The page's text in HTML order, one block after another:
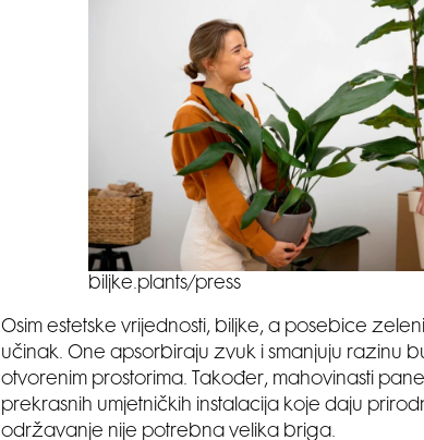
biljke.plants/press
Osim estetske vrijednosti, biljke, a posebice
učinak. One apsorbiraju zvuk i smanjuju razinu
otvorenim prostorima. Također, mahovinasti
prekrasnih umjetničkih instalacija koje daju
održavanje nije potrebna velika briga.